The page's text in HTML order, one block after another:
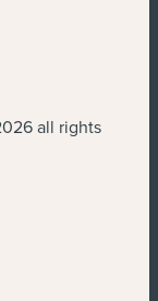
all rights